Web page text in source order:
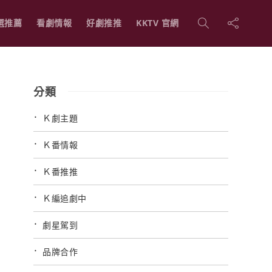
推薦 看劇情報 好劇推推 KKTV 官網
分類
Ｋ劇主題
Ｋ番情報
Ｋ番推推
Ｋ編追劇中
劇星駕到
品牌合作